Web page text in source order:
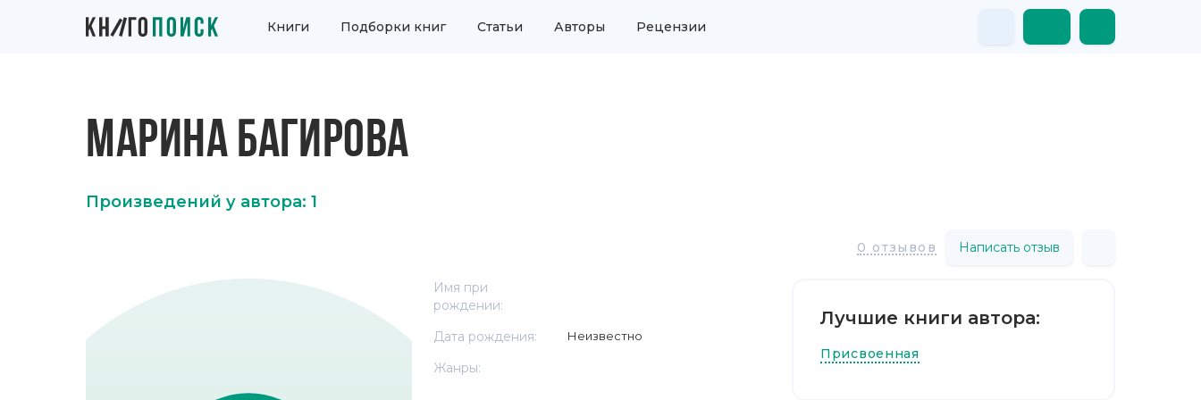
Книги Подборки книг Статьи Авторы Рецензии
МАРИНА БАГИРОВА
Произведений у автора: 1
0 отзывов Написать отзыв
Имя при
рождении:
Дата рождения:
Неизвестно
Жанры:
Лучшие книги автора:
Присвоенная